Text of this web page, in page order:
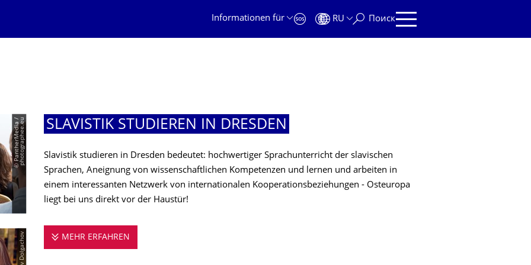
Informationen für
RU Поиск
©
P
a
n
t
h
e
r
M
e
d
i
a
/
p
h
o
t
o
g
r
a
p
h
e
e
.
eu SLAVISTIK STUDIEREN IN DRESDEN
Slavistik studieren in Dresden bedeutet: hochwertiger Sprachunterricht der slavischen
Sprachen, Aneignung von wissenschaftlichen Kompetenzen und lernen und arbeiten in
einem interessanten Netzwerk von internationalen Kooperationsbeziehungen - Osteuropa
liegt bei uns direkt vor der Haustür!
MEHR ERFAHREN